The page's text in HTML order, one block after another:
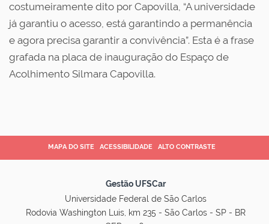
costumeiramente dito por Capovilla, “A universidade
já garantiu o acesso, está garantindo a permanência
e agora precisa garantir a convivência”. Esta é a frase
grafada na placa de inauguração do Espaço de
Acolhimento Silmara Capovilla.
MAPA DO SITE ACESSIBILIDADE ALTO CONTRASTE
Gestão UFSCar
Universidade Federal de São Carlos
Rodovia Washington Luis, km 235 - São Carlos - SP - BR